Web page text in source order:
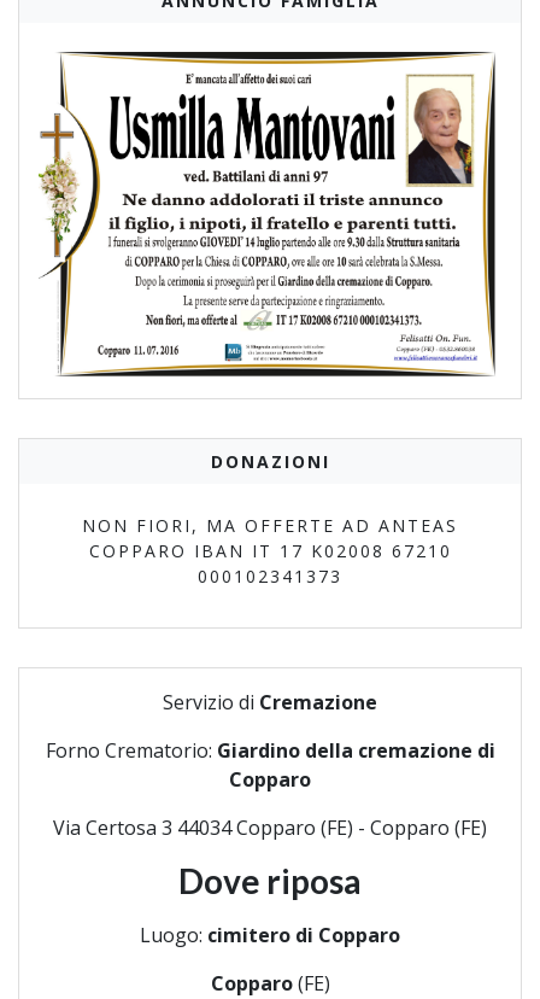
DONAZIONI
NON FIORI, MA OFFERTE AD ANTEAS
COPPARO IBAN IT 17 K02008 67210
000102341373
Servizio di Cremazione
Forno Crematorio: Giardino della cremazione di
Copparo
Via Certosa 3 44034 Copparo (FE) - Copparo (FE)
Dove riposa
Luogo: cimitero di Copparo
Copparo(FE)